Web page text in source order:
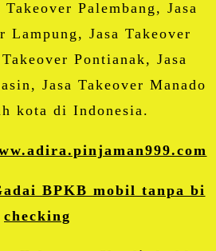
Palembang, Jasa
Lampung, Jasa Takeover
Pontianak, Jasa
Jasa Takeover Manado
kota di Indonesia.
BPKB mobil tanpa bi
checking